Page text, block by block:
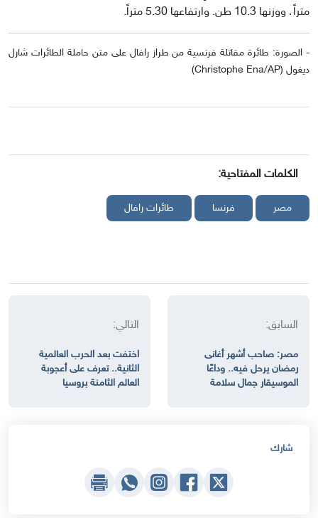
متراً، ووزنها 10.3 طن. وارتفاعها 5.30 متراً.
- الصورة: طائرة مقاتلة فرنسية من طراز رافال على متن حاملة الطائرات شارل
ديغول (Christophe Ena/AP)
الكلمات المفتاحية:
مصر فرنسا طائرات رافال
السابق:
مصر: صاحب أشهر أغانى
رمضان يرحل فيه.. وداعًا
الموسيقار جمال سلامة
التالي:
اختفت بعد الحرب العالمية
الثانية.. تعرف على أعجوبة
العالم الثامنة بروسيا
شارك